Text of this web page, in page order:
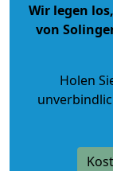
Wir legen
von
Holen